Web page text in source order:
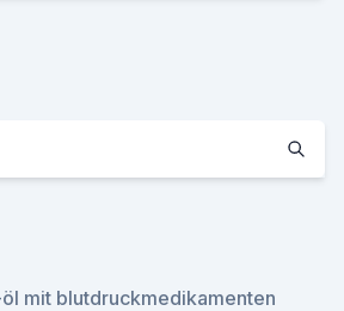
mit blutdruckmedikamenten